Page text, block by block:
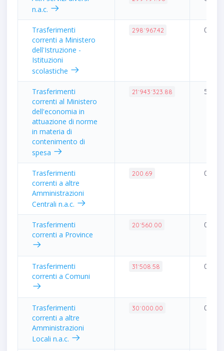
n.a.c.
Trasferimenti
correnti a Ministero
dell'Istruzione -
Istituzioni
scolastiche
298˙967.42 0.71%
Trasferimenti
correnti al Ministero
dell'economia in
attuazione di norme
in materia di
contenimento di
spesa
21˙943˙323.88
Trasferimenti
correnti a altre
Amministrazioni
Centrali n.a.c.
200.69 0.00%
Trasferimenti
correnti a Province
20˙560.00 0.05%
Trasferimenti
correnti a Comuni
31˙508.58 0.07%
Trasferimenti
correnti a altre
Amministrazioni
Locali n.a.c.
30˙000.00 0.07%